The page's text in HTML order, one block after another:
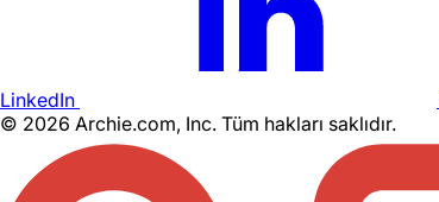
LinkedIn
© 2026 Archie.com, Inc. Tüm hakları saklıdır.